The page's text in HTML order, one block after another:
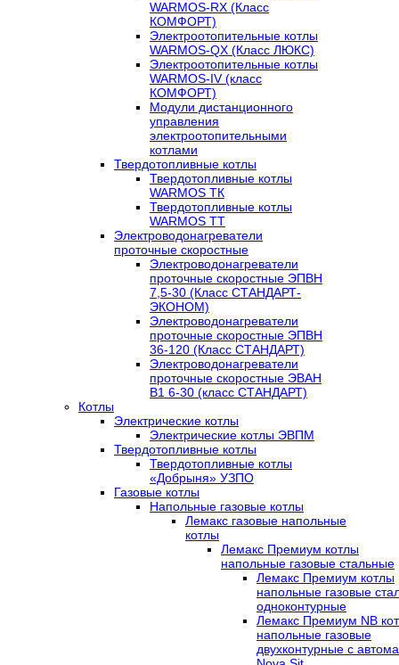
WARMOS-RX (Класс
КОМФОРТ)
Электроотопительные котлы
WARMOS-QX (Класс ЛЮКС)
Электроотопительные котлы
WARMOS-IV (класс
КОМФОРТ)
Модули дистанционного
управления
электроотопительными
котлами
Твердотопливные котлы
Твердотопливные котлы
WARMOS TК
Твердотопливные котлы
WARMOS TT
Электроводонагреватели
проточные скоростные
Электроводонагреватели
проточные скоростные ЭПВН
7,5-30 (Класс СТАНДАРТ-
ЭКОНОМ)
Электроводонагреватели
проточные скоростные ЭПВН
36-120 (Класс СТАНДАРТ)
Электроводонагреватели
проточные скоростные ЭВАН
В1 6-30 (класс СТАНДАРТ)
Котлы
Электрические котлы
Электрические котлы ЭВПМ
Твердотопливные котлы
Твердотопливные котлы
«Добрыня» УЗПО
Газовые котлы
Напольные газовые котлы
Лемакс газовые напольные
котлы
Лемакс Премиум котлы
напольные газовые стальные
Лемакс Премиум котлы
напольные газовые
одноконтурные
Лемакс Премиум NB
напольные газовые
двухконтурные c